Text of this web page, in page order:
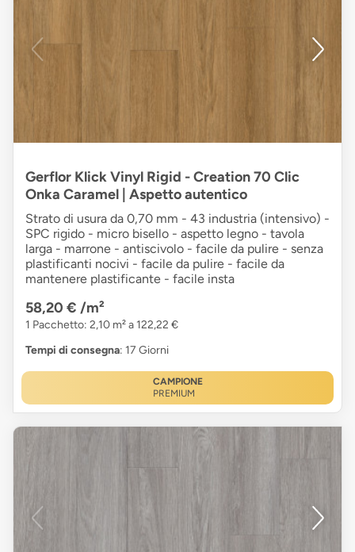
Gerflor Klick Vinyl Rigid - Creation 70 Clic
Onka Caramel | Aspetto autentico
Strato di usura da 0,70 mm - 43 industria (intensivo) -
SPC rigido - micro bisello - aspetto legno - tavola
larga - marrone - antiscivolo - facile da pulire - senza
plastificanti nocivi - facile da pulire - facile da
mantenere plastificante - facile insta
58,20 € /m²
1 Pacchetto: 2,10 m² a 122,22 €
Tempi di consegna: 17 Giorni
CAMPIONE
PREMIUM